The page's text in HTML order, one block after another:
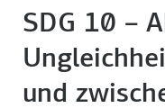
SDG 10 –
und